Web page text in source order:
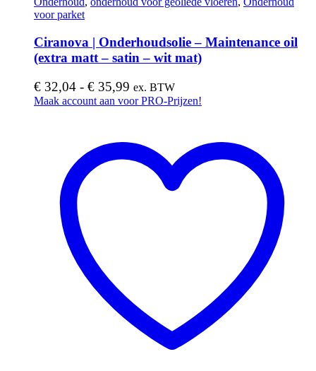
voor parket
Ciranova | Onderhoudsolie – Maintenance oil
(extra matt – satin – wit mat)
€ 32,04 - € 35,99 Prijsklasse:
€ 32,04
ex. BTW
Maak account aan voor PRO-Prijzen!
Deze
productpagina